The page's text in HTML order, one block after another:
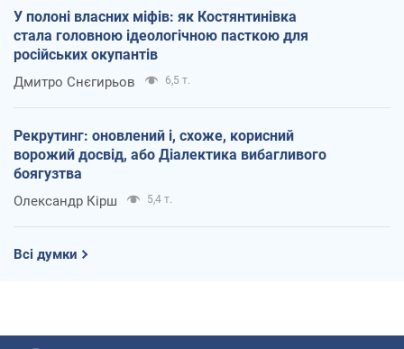
У полоні власних міфів: як Костянтинівка
стала головною ідеологічною пасткою для
російських окупантів
Дмитро Снєгирьов 6,5 т.
Рекрутинг: оновлений і, схоже, корисний
ворожий досвід, або Діалектика вибагливого
боягузтва
Олександр Кірш 5,4 т.
Всі думки